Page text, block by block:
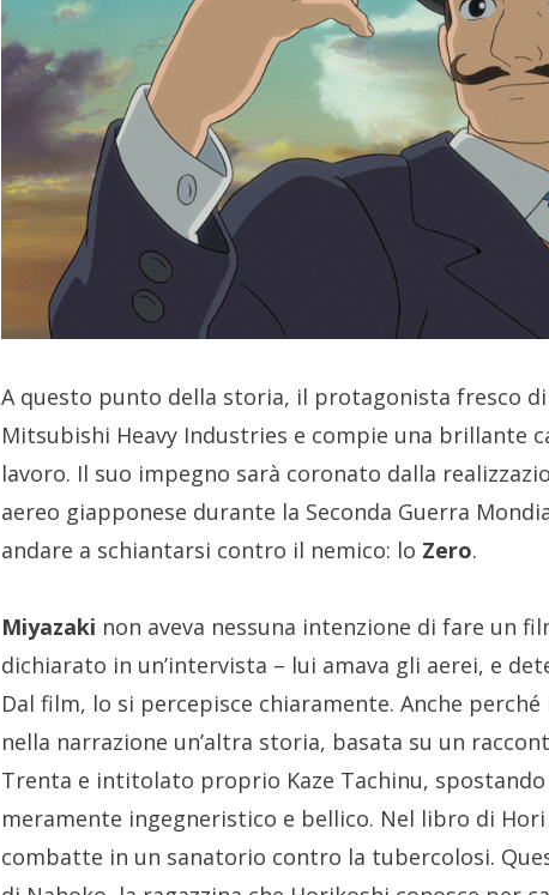
A questo punto della storia, il protagonista fresco
Mitsubishi Heavy Industries e compie una brillante
lavoro. Il suo impegno sarà coronato dalla
aereo giapponese durante la Seconda Guerra
andare a schiantarsi contro il nemico: lo Zero.
Miyazaki non aveva nessuna intenzione di fare un
dichiarato in un’intervista – lui amava gli aerei, e
Dal film, lo si percepisce chiaramente. Anche
nella narrazione un’altra storia, basata su un
Trenta e intitolato proprio Kaze Tachinu, spostando
meramente ingegneristico e bellico. Nel libro di
combatte in un sanatorio contro la tubercolosi.